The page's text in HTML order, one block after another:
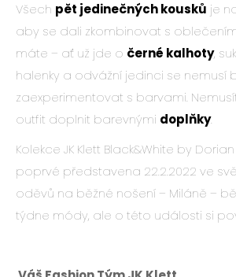
Všech pět jedinečných kousků je
aby se dali zkombinovat s
máte – ať už jde o černé kalhoty,
halenky a odvážní jedinci se nemusí
zaexperimentovat s barvami.
outfit doplnit barevnými doplňky.
Kolekce JK Klett Black&White by
poprvé představena 22.2.2022 ve
oděvů na běžné nošení – Miláně –
týdne módy, ale o této události si